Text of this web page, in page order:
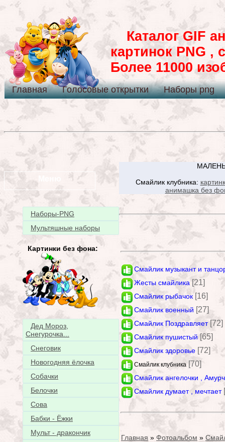
Каталог GIF
картинок PNG ,
Более 11000
Главная Голосовые открытки Наборы png
Наборы-PNG
Мультяшные наборы
Картинки без фона:
Дед Мороз,
Снегурочка...
Снеговик
Новогодняя ёлочка
Собачки
Белочки
Сова
Бабки - Ёжки
Мульт - дракончик
Смайлик клубника:
анимашка без
Смайлик музыкант и
Жесты смайлика [21]
Смайлик рыбачок [16]
Смайлик военный [27]
Смайлик Поздравляет [72]
Смайлик пушистый [65]
Смайлик здоровье [72]
Смайлик клубника [70]
Смайлик ангелочки ,
Смайлик думает , мечтает
Главная » Фотоальбом »